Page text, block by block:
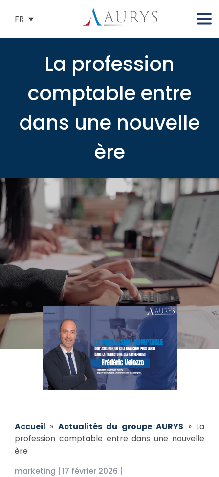
FR
La profession
comptable entre
dans une nouvelle
ère
Accueil » Actualités du groupe AURYS » La
profession comptable entre dans une nouvelle
ère
marketing | 17 février 2026 |